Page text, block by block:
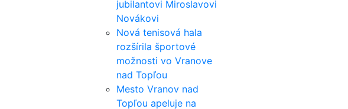
jubilantovi Miroslavovi
Novákovi
Nová tenisová hala
rozšírila športové
možnosti vo Vranove
nad Topľou
Mesto Vranov nad
Topľou apeluje na